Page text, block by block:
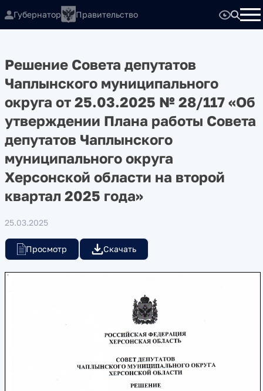
Губернатор Правительство
Решение Совета депутатов
Чаплынского муниципального
округа от 25.03.2025 № 28/117 «Об
утверждении Плана работы Совета
депутатов Чаплынского
муниципального округа
Херсонской области на второй
квартал 2025 года»
25.03.2025
Просмотр Скачать